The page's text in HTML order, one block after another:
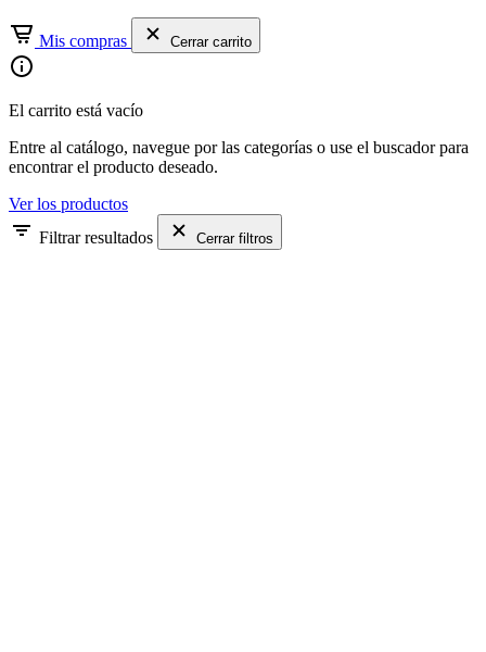
Mis compras Cerrar carrito
El carrito está vacío
Entre al catálogo, navegue por las categorías o use el buscador para
encontrar el producto deseado.
Ver los productos
Filtrar resultados
Cerrar filtros